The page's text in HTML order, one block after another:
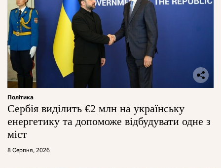
Політика
Сербія виділить €2 млн на українську
енергетику та допоможе відбудувати одне з
міст
8 Серпня, 2026